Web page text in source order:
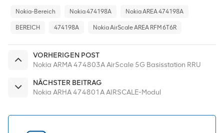
Nokia-Bereich Nokia 474198A Nokia AREA 474198A
BEREICH 474198A Nokia AirScale AREA RFM 6T6R
VORHERIGEN POST
Nokia ARMA 474803A AirScale 5G Basisstation RRU
NÄCHSTER BEITRAG
Nokia ARHA 474801A AIRSCALE-Modul